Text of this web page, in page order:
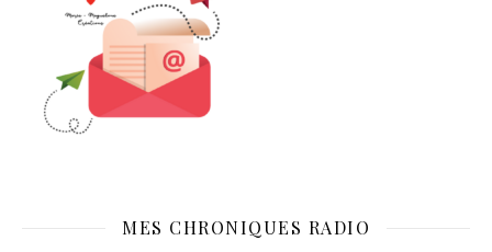
MES CHRONIQUES RADIO